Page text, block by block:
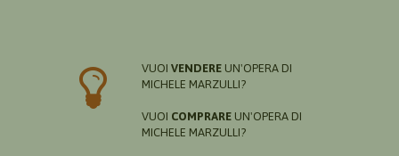
VUOI VENDERE UN'OPERA DI
MICHELE MARZULLI?
VUOI COMPRARE UN'OPERA DI
MICHELE MARZULLI?